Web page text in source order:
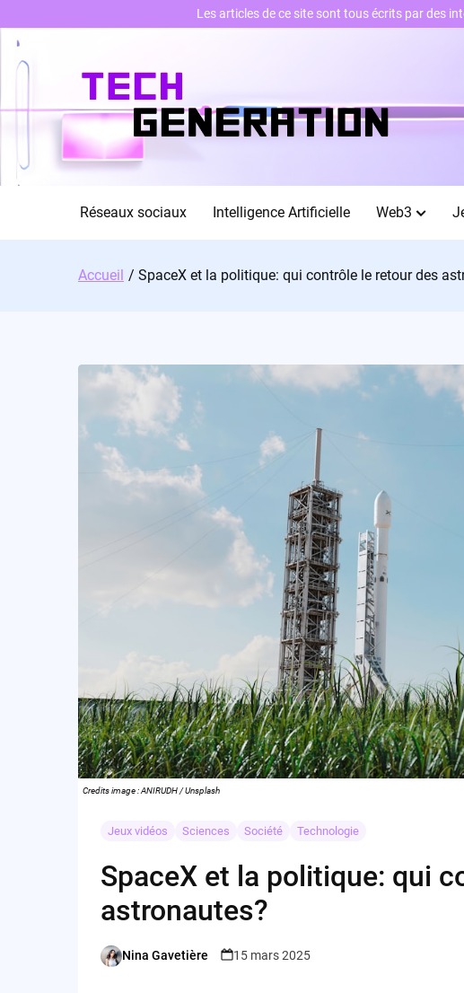
content
Réseaux sociaux Intelligence Artificielle Web3
Accueil SpaceX et la politique: qui contrôle le retour des
Credits image : ANIRUDH / Unsplash
Jeux vidéos Sciences Société Technologie
SpaceX et la politique: qui
astronautes?
Posted
Nina Gavetière 15 mars 2025
Les articles de ce site sont tous écrits par des